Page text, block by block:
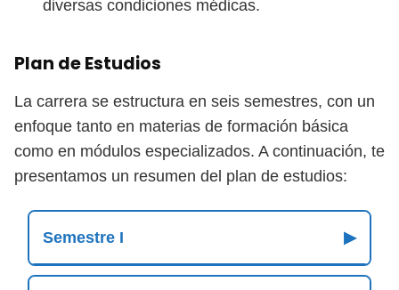
diversas condiciones médicas.
Plan de Estudios
La carrera se estructura en seis semestres, con un
enfoque tanto en materias de formación básica
como en módulos especializados. A continuación, te
presentamos un resumen del plan de estudios:
Semestre I ▶